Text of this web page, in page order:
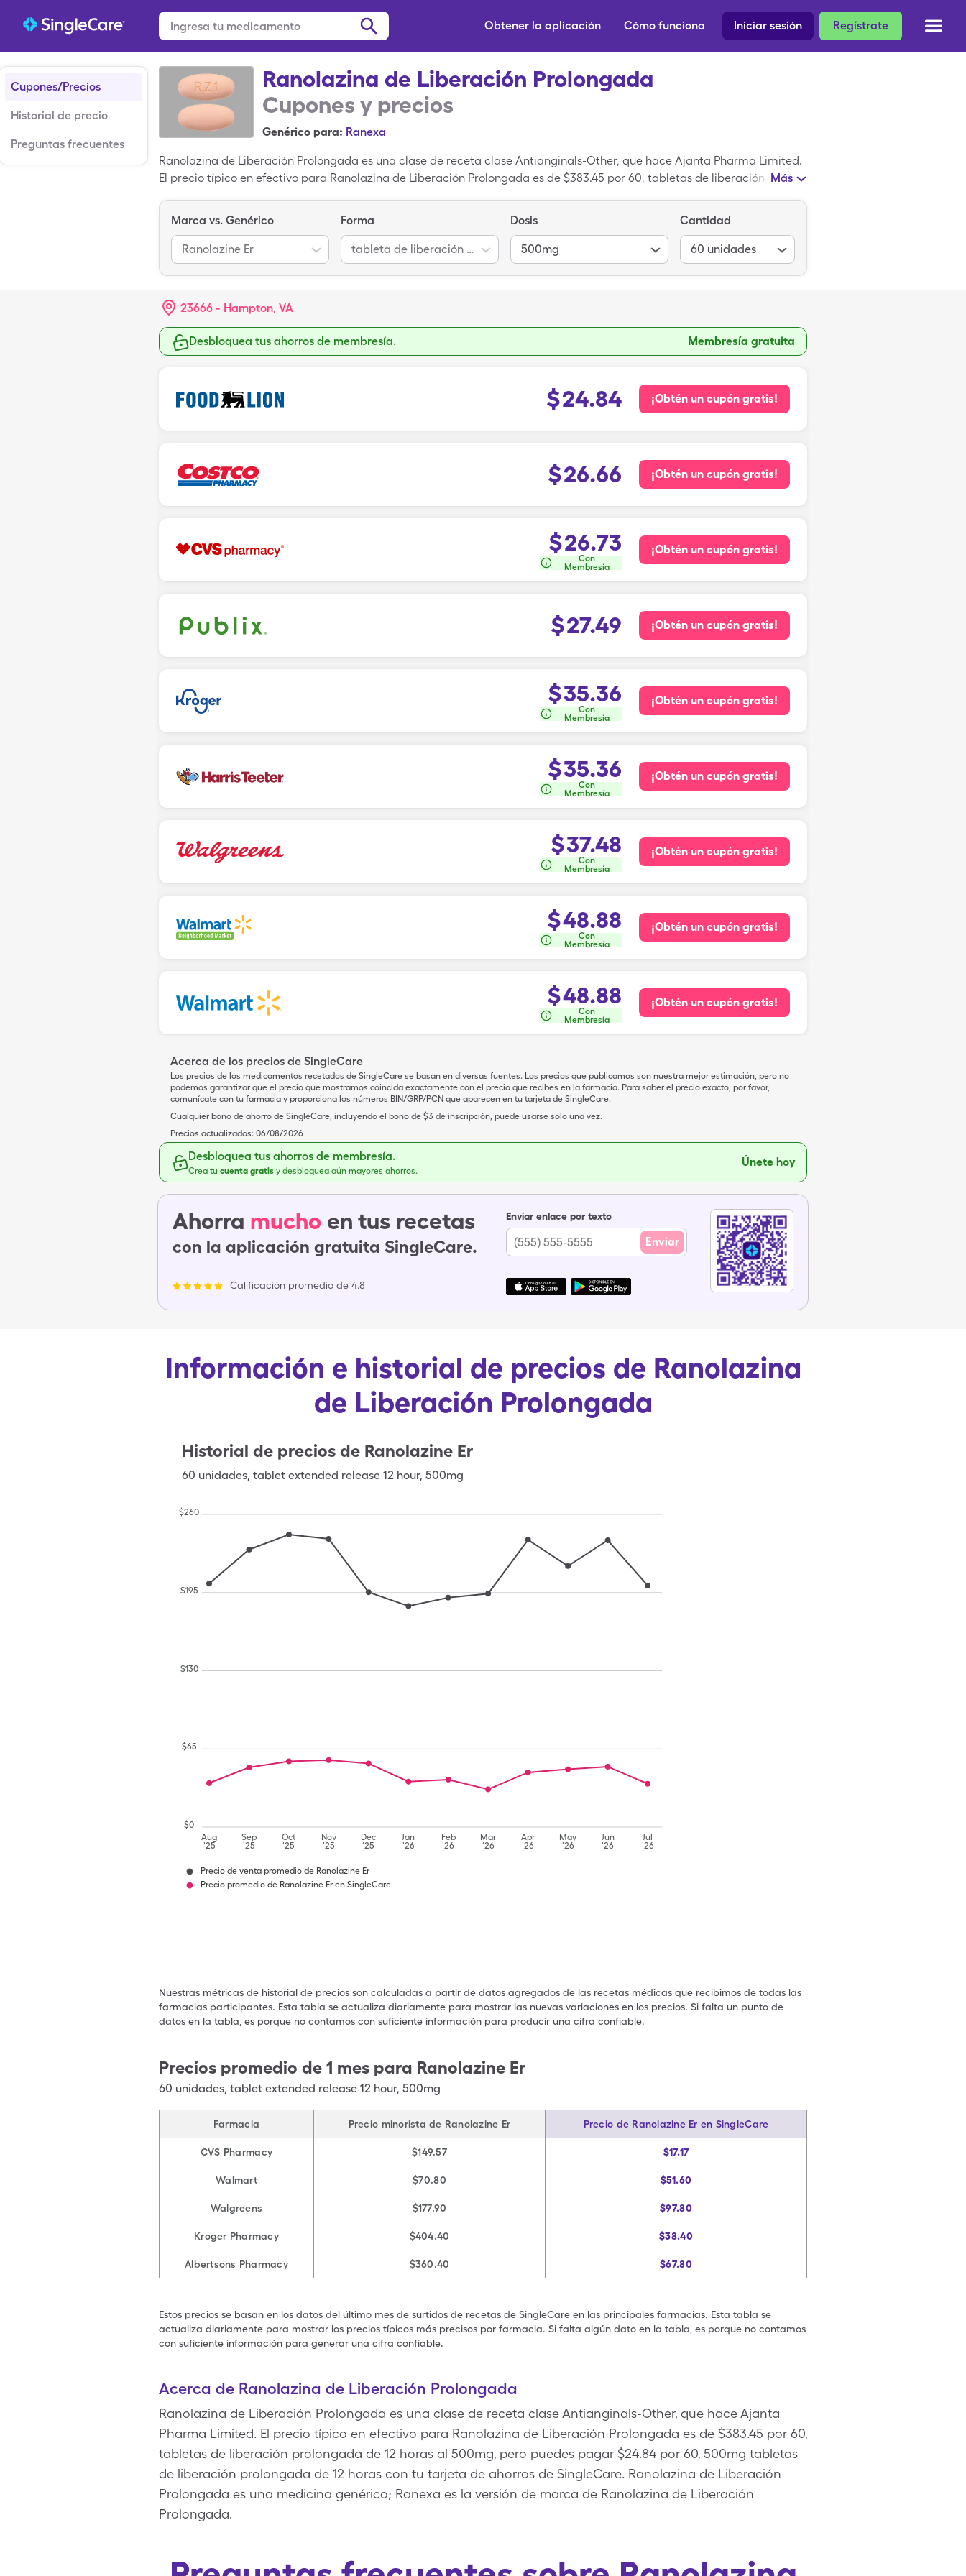
Regístrate
Iniciar sesión
Cómo funciona
Obtener la aplicación
Cupones/Precios
Historial de precio
Preguntas frecuentes
Ranolazina de Liberación Prolongada
Cupones y precios
Genérico para: Ranexa
Ranolazina de Liberación Prolongada es una clase de receta clase Antianginals-Other, que hace Ajanta Pharma Limited.
El precio típico en efectivo para Ranolazina de Liberación Prolongada es de $383.45 por 60, tabletas de liberación
horas con tu tarjeta de ahorros de SingleCare. Ranolazina de Liberación Prolongada es una medicina genérico; Ranexa
Más
Marca vs. Genérico
Ranolazine Er
Forma
tableta de liberación prolongada de 12 horas
Dosis
500mg
Cantidad
60 unidades
23666 - Hampton, VA
Desbloquea tus ahorros de membresía. Membresía gratuita
$24.84 ¡Obtén un cupón gratis!
$26.66 ¡Obtén un cupón gratis!
$26.73
Con
Membresía
¡Obtén un cupón gratis!
$27.49 ¡Obtén un cupón gratis!
$35.36
Con
Membresía
¡Obtén un cupón gratis!
$35.36
Con
Membresía
¡Obtén un cupón gratis!
$37.48
Con
Membresía
¡Obtén un cupón gratis!
$48.88
Con
Membresía
¡Obtén un cupón gratis!
$48.88
Con
Membresía
¡Obtén un cupón gratis!
Acerca de los precios de SingleCare
Los precios de los medicamentos recetados de SingleCare se basan en diversas fuentes. Los precios que publicamos son nuestra mejor estimación, pero no
podemos garantizar que el precio que mostramos coincida exactamente con el precio que recibes en la farmacia. Para saber el precio exacto, por favor,
comunícate con tu farmacia y proporciona los números BIN/GRP/PCN que aparecen en tu tarjeta de SingleCare.
Cualquier bono de ahorro de SingleCare, incluyendo el bono de $3 de inscripción, puede usarse solo una vez.
Precios actualizados: 06/08/2026
Desbloquea tus ahorros de membresía.
Crea tu cuenta gratis y desbloquea aún mayores ahorros.
Únete hoy
Ahorra mucho en tus recetas
con la aplicación gratuita SingleCare.
Calificación promedio de 4.8
Enviar enlace por texto
Enviar
Información e historial de precios de Ranolazina
de Liberación Prolongada
Historial de precios de Ranolazine Er
60 unidades, tablet extended release 12 hour, 500mg
Aug
'25
Sep
'25
Oct
'25
Nov
'25
Dec
'25
Jan
'26
Feb
'26
Mar
'26
Apr
'26
May
'26
Jun
'26
Jul
'26
$0
$65
$130
$195
$260
Precio de venta promedio de Ranolazine Er
Precio promedio de Ranolazine Er en SingleCare
Nuestras métricas de historial de precios son calculadas a partir de datos agregados de las recetas médicas que recibimos de todas las
farmacias participantes. Esta tabla se actualiza diariamente para mostrar las nuevas variaciones en los precios. Si falta un punto de
datos en la tabla, es porque no contamos con suficiente información para producir una cifra confiable.
Precios promedio de 1 mes para Ranolazine Er
60 unidades, tablet extended release 12 hour, 500mg
Farmacia Precio minorista de Ranolazine Er Precio de Ranolazine Er en SingleCare
CVS Pharmacy $149.57 $17.17
Walmart $70.80 $51.60
Walgreens $177.90 $97.80
Kroger Pharmacy $404.40 $38.40
Albertsons Pharmacy $360.40 $67.80
Estos precios se basan en los datos del último mes de surtidos de recetas de SingleCare en las principales farmacias. Esta tabla se
actualiza diariamente para mostrar los precios típicos más precisos por farmacia. Si falta algún dato en la tabla, es porque no contamos
con suficiente información para generar una cifra confiable.
Acerca de Ranolazina de Liberación Prolongada
Ranolazina de Liberación Prolongada es una clase de receta clase Antianginals-Other, que hace Ajanta
Pharma Limited. El precio típico en efectivo para Ranolazina de Liberación Prolongada es de $383.45 por 60,
tabletas de liberación prolongada de 12 horas al 500mg, pero puedes pagar $24.84 por 60, 500mg tabletas
de liberación prolongada de 12 horas con tu tarjeta de ahorros de SingleCare. Ranolazina de Liberación
Prolongada es una medicina genérico; Ranexa es la versión de marca de Ranolazina de Liberación
Prolongada.